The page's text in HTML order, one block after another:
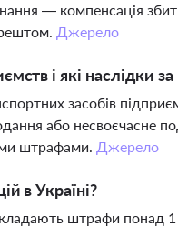
— компенсація
Джерело
і які наслідки
засобів
або несвоєчасне
штрафами. Джерело
в Україні?
штрафи понад